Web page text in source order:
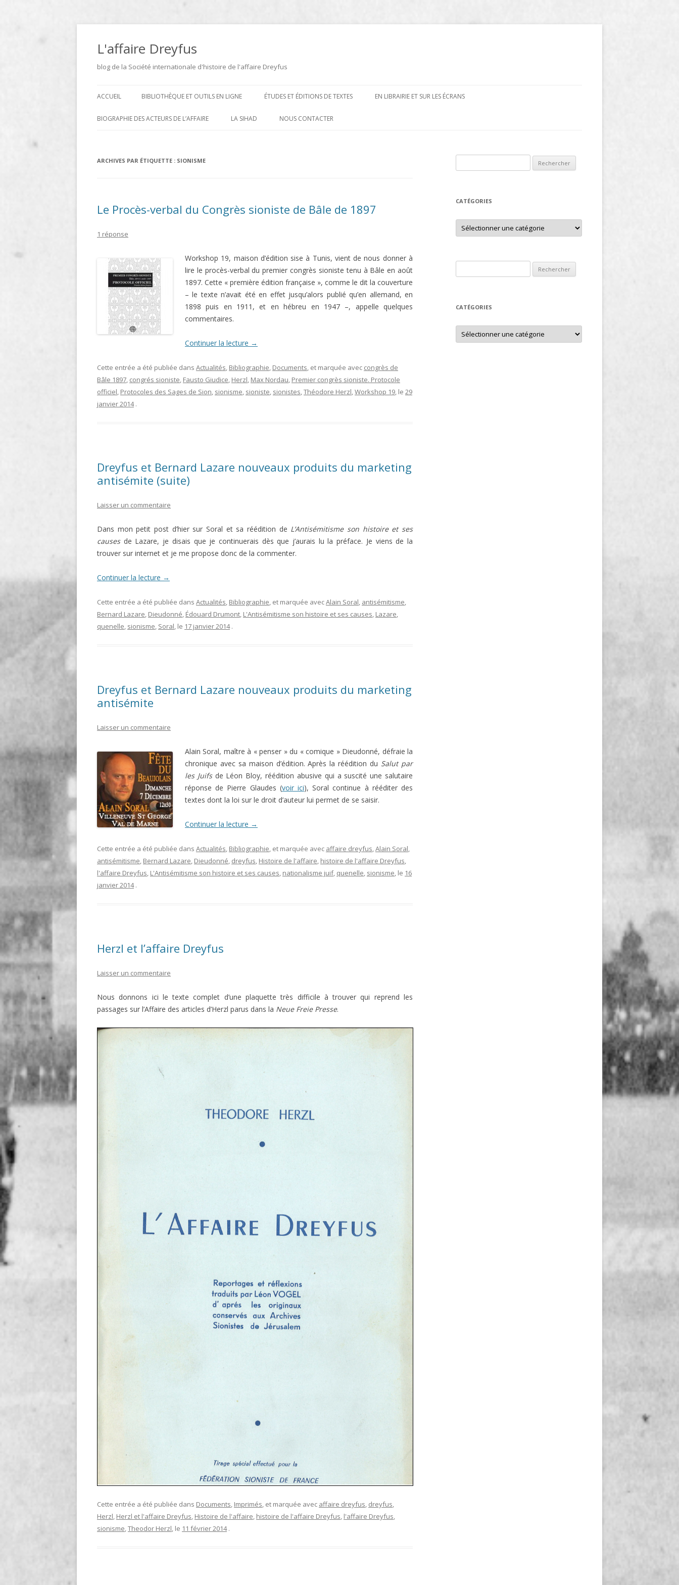
Aller
contenu
L'affaire Dreyfus
blog de la Société internationale d'histoire de l'affaire Dreyfus
ACCUEIL BIBLIOTHÈQUE ET OUTILS EN LIGNE
ARCHIVES
PRESSE
ICONOTHÈQUE
L’AFFAIRE DREYFUS AU CINÉMA
PHOTOGRAPHIES
PARLEMENTAIRES FRANÇAIS DE
LE MAITRON EN LIGNE
ÉTUDES ET ÉDITIONS DE TEXTES
ÉDITIONS DE TEXTES
EN LIBRAIRIE ET SUR LES ÉCRANS
2019
2020
2021
2025
BIOGRAPHIE DES ACTEURS DE L’AFFAIRE
DREYFUS
LA SIHAD NOUS CONTACTER
ARCHIVES PAR ÉTIQUETTE : SIONISME
Le Procès-verbal du Congrès sioniste de Bâle de 1897
1 réponse
Workshop 19, maison d’édition sise à Tunis, vient de nous donner à
lire le procès-verbal du premier congrès sioniste tenu à Bâle en août
1897. Cette « première édition française », comme le dit la couverture
– le texte n’avait été en effet jusqu’alors publié qu’en allemand, en
1898 puis en 1911, et en hébreu en 1947 –, appelle quelques
commentaires.
Continuer la lecture →
Cette entrée a été publiée dans Actualités, Bibliographie, Documents, et marquée avec congrès de
Bâle 1897, congrés sioniste, Fausto Giudice, Herzl, Max Nordau, Premier congrès sioniste. Protocole
officiel, Protocoles des Sages de Sion, sionisme, sioniste, sionistes,Théodore Herzl,Workshop 19, le 29
janvier 2014 .
Dreyfus et Bernard Lazare nouveaux produits du marketing
antisémite (suite)
Laisser un commentaire
Dans mon petit post d’hier sur Soral et sa réédition de L’Antisémitisme son histoire et ses
causes de Lazare, je disais que je continuerais dès que j’aurais lu la préface. Je viens de la
trouver sur internet et je me propose donc de la commenter.
Continuer la lecture →
Cette entrée a été publiée dans Actualités, Bibliographie, et marquée avecAlain Soral, antisémitisme,
Bernard Lazare, Dieudonné, Édouard Drumont, L'Antisémitisme son histoire et ses causes, Lazare,
quenelle, sionisme, Soral, le 17 janvier 2014 .
Dreyfus et Bernard Lazare nouveaux produits du marketing
antisémite
Laisser un commentaire
Alain Soral, maître à « penser » du « comique » Dieudonné, défraie la
chronique avec sa maison d’édition. Après la réédition du Salut par
les Juifsde Léon Bloy, réédition abusive qui a suscité une salutaire
réponse de Pierre Glaudes (voir ici), Soral continue à rééditer des
textes dont la loi sur le droit d’auteur lui permet de se saisir.
Continuer la lecture →
Cette entrée a été publiée dans Actualités, Bibliographie, et marquée avec affaire dreyfus,Alain Soral,
antisémitisme, Bernard Lazare, Dieudonné, dreyfus, Histoire de l'affaire, histoire de l'affaire Dreyfus,
l'affaire Dreyfus, L'Antisémitisme son histoire et ses causes, nationalisme juif, quenelle, sionisme, le 16
janvier 2014 .
Herzl et l’affaire Dreyfus
Laisser un commentaire
Nous donnons ici le texte complet d’une plaquette très difficile à trouver qui reprend les
passages sur l’Affaire des articles d’Herzl parus dans la Neue Freie Presse.
Cette entrée a été publiée dans Documents, Imprimés, et marquée avec affaire dreyfus, dreyfus,
Herzl, Herzl et l'affaire Dreyfus, Histoire de l'affaire, histoire de l'affaire Dreyfus, l'affaire Dreyfus,
sionisme,Theodor Herzl, le 11 février 2014 .
CATÉGORIES
Catégories
CATÉGORIES
Catégories